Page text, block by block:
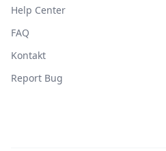
Help Center
FAQ
Kontakt
Report Bug